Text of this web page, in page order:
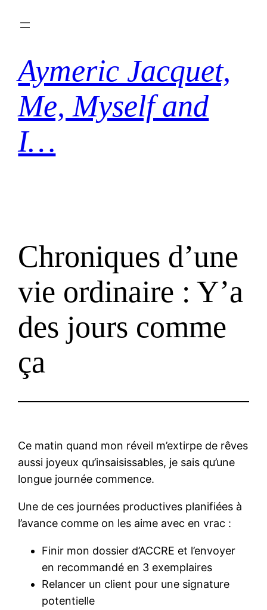
Aymeric Jacquet,
Me, Myself and
I…
Chroniques d’une
vie ordinaire : Y’a
des jours comme
ça
Ce matin quand mon réveil m’extirpe de rêves
aussi joyeux qu’insaisissables, je sais qu’une
longue journée commence.
Une de ces journées productives planifiées à
l’avance comme on les aime avec en vrac :
Finir mon dossier d’ACCRE et l’envoyer
en recommandé en 3 exemplaires
Relancer un client pour une signature
potentielle